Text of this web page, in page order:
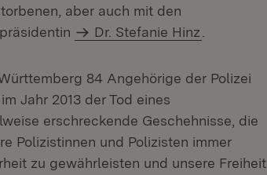
aber auch mit den
Dr. Stefanie Hinz
84 Angehörige der Polizei
Jahr 2013 der Tod eines
erschreckende Geschehnisse, die
Polizistinnen und Polizisten immer
zu gewährleisten und unsere Freiheit